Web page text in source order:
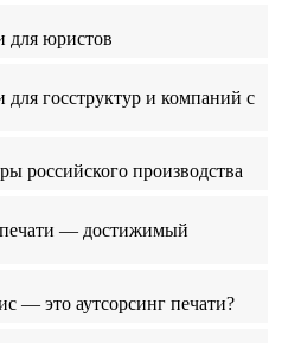
для юристов
для госструктур и компаний с
российского производства
печати — достижимый
— это аутсорсинг печати?